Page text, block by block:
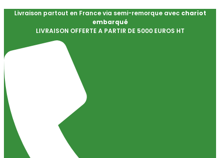
Livraison partout en France via semi-remorque avec chariot
embarqué
LIVRAISON OFFERTE A PARTIR DE 5000 EUROS HT